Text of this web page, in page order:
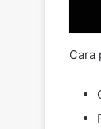
Cara